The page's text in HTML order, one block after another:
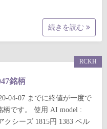
続きを読む
銘柄
04-07 までに終値が一度で
柄です。 使用 AI model :
シーズ 1815円 1383 ベル
RCKH